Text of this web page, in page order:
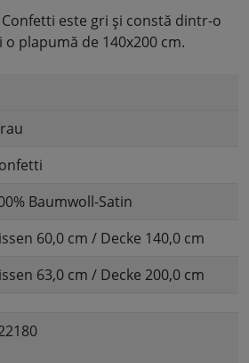
este gri și constă dintr-o
o plapumă de 140x200 cm.
Baumwoll-Satin
60,0 cm / Decke 140,0 cm
63,0 cm / Decke 200,0 cm